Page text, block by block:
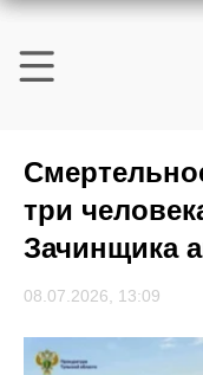
три
Зачинщика
08.07.2026, 13:09